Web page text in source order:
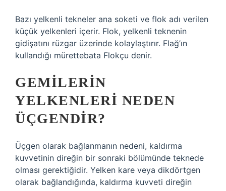
Bazı yelkenli tekneler ana soketi ve flok adı verilen
küçük yelkenleri içerir. Flok, yelkenli teknenin
gidişatını rüzgar üzerinde kolaylaştırır. Flağ’ın
kullandığı mürettebata Flokçu denir.
GEMILERIN
YELKENLERI NEDEN
ÜÇGENDIR?
Üçgen olarak bağlanmanın nedeni, kaldırma
kuvvetinin direğin bir sonraki bölümünde teknede
olması gerektiğidir. Yelken kare veya dikdörtgen
olarak bağlandığında, kaldırma kuvveti direğin